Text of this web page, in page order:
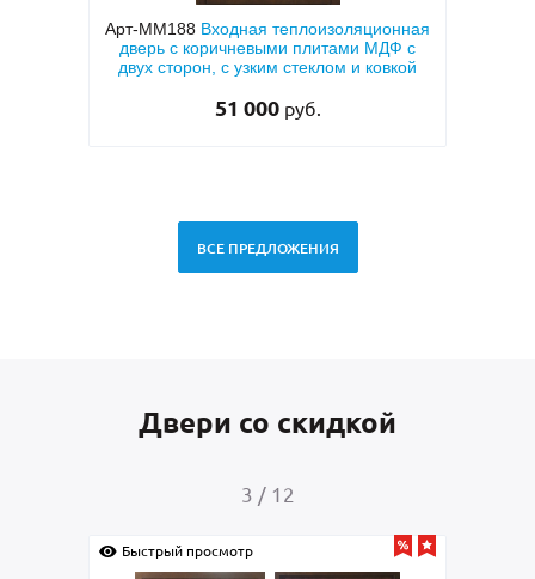
Арт-ММ188 Входная теплоизоляционная
дверь с коричневыми плитами МДФ с
двух сторон, с узким стеклом и ковкой
51 000 руб.
ВСЕ ПРЕДЛОЖЕНИЯ
Двери со скидкой
3 / 12
Быстрый просмотр